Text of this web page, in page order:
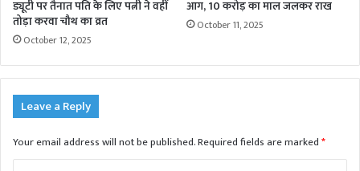
ड्यूटी पर तैनात पति के लिए पत्नी ने वहीं
तोड़ा करवा चौथ का व्रत
October 12, 2025
आग, 10 करोड़ का माल जलकर राख
October 11, 2025
Leave a Reply
Your email address will not be published.Required fields are marked*